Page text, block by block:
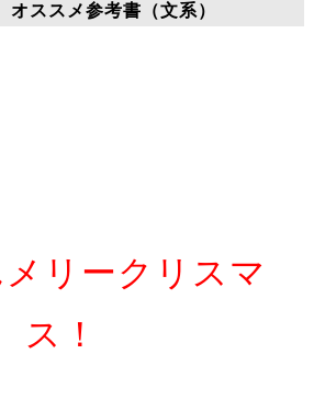
ススメ参考書（文系）
リークリスマ
ス！